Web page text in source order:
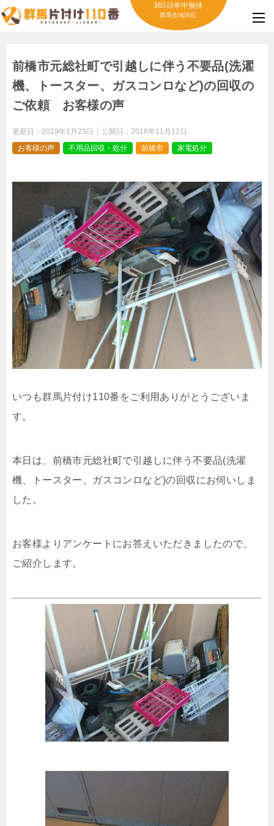
365日年中無休
群馬全域対応
前橋市元総社町で引越しに伴う不要品(洗濯
機、トースター、ガスコンロなど)の回収の
ご依頼 お客様の声
更新日： 2019年1月23日 公開日： 2018年11月12日
お客様の声
不用品回収・処分 前橋市 家電処分
いつも群馬片付け110番をご利用ありがとうございま
す。
本日は、前橋市元総社町で引越しに伴う不要品(洗濯
機、トースター、ガスコンロなど)の回収にお伺いしま
した。
お客様よりアンケートにお答えいただきましたので、
ご紹介します。